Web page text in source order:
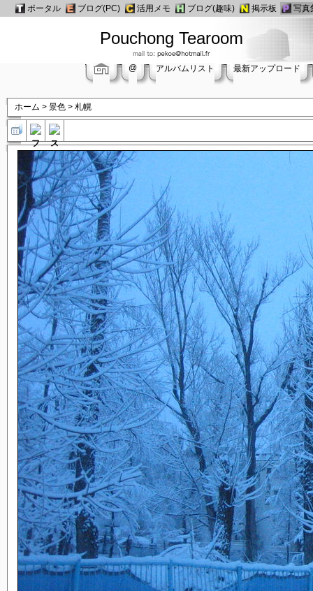
Pouchong Tearoom
@ アルバムリスト 最新アップロード
ホーム > 景色 > 札幌
ポータル ブログ(PC) 活用メモ ブログ(趣味) 掲示板 写真